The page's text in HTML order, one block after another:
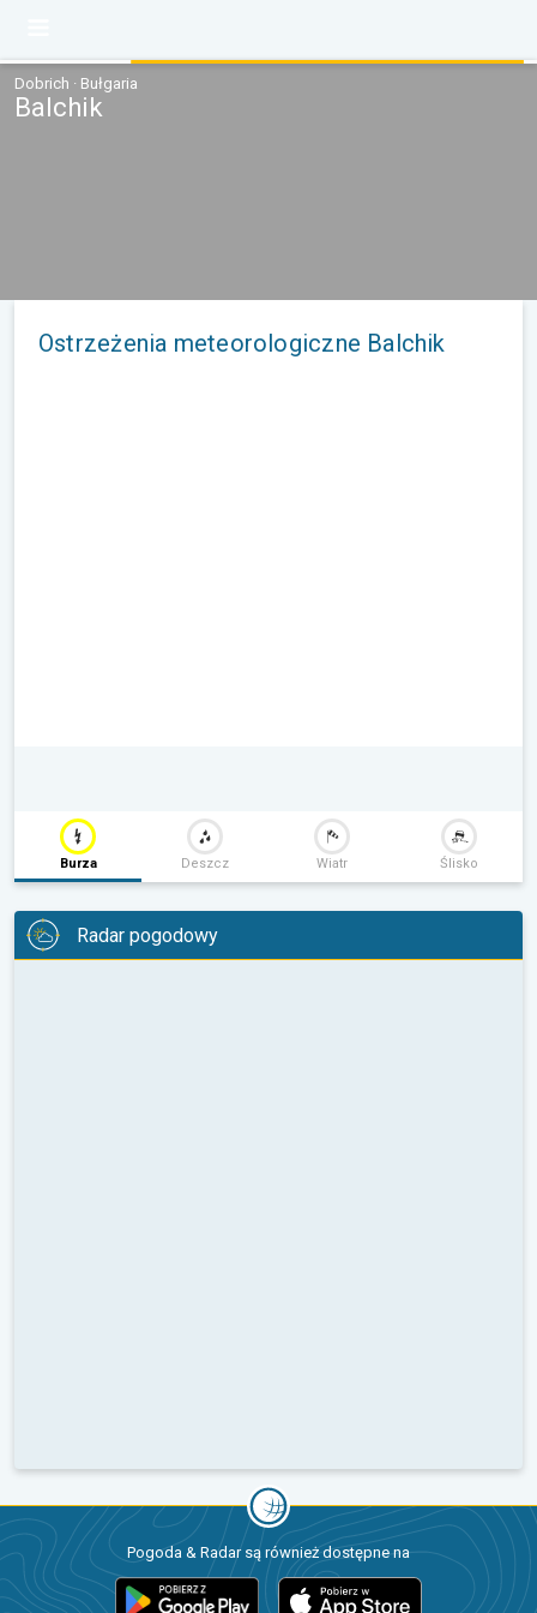
Dobrich · Bułgaria
Balchik
Ostrzeżenia meteorologiczne Balchik
Burza Deszcz Wiatr Ślisko
Radar pogodowy
Pogoda & Radar są również dostępne na